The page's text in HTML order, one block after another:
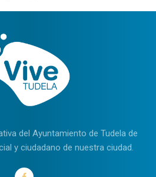
del Ayuntamiento de Tudela de
y ciudadano de nuestra ciudad.